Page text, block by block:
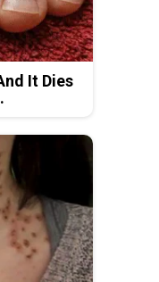
It Dies